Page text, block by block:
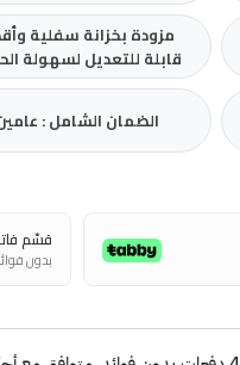
مزودة بخزانة سفلية
قابلة للتعديل لسهولة
الضمان الشامل :
قسّم
بدون